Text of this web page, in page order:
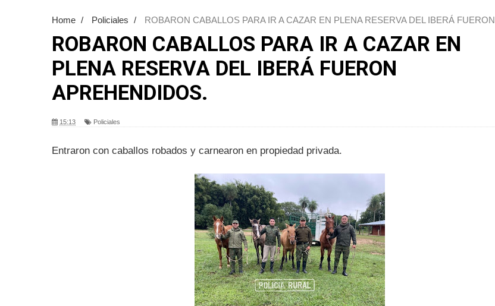
Home / Policiales /
ROBARON CABALLOS PARA IR A CAZAR EN PLENA RESERVA DEL IBERÁ FUERON
ROBARON CABALLOS PARA IR A CAZAR EN
PLENA RESERVA DEL IBERÁ FUERON
APREHENDIDOS.
15:13 Policiales
Entraron con caballos robados y carnearon en propiedad privada.